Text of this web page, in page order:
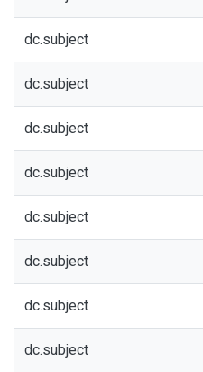
dc.subject
dc.subject
dc.subject
dc.subject
dc.subject
dc.subject
dc.subject
dc.subject